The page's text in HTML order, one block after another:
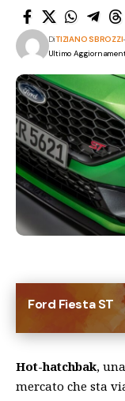
Ultimo
DiTIZIANO SBROZZI
Ford Fiesta ST
Hot-hatchbak,
mercato che sta